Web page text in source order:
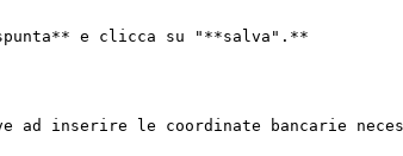
e clicca su "**salva".**
ad inserire le coordinate bancarie